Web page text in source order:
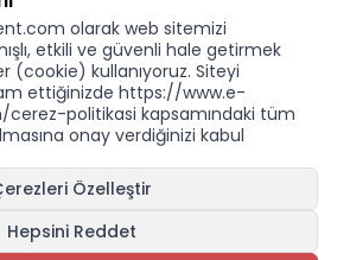
ve Tic. A.Ş.'nin Tescilli Bir Markasıdır
olarak web sitemizi
etkili ve güvenli hale getirmek
(cookie) kullanıyoruz. Siteyi
ettiğinizde https://www.e-
politikasi kapsamındaki tüm
onay verdiğinizi kabul
Özelleştir
Hepsini Reddet